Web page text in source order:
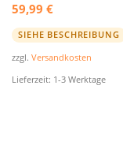
59,99 €
SIEHE BESCHREIBUNG
zzgl. Versandkosten
Lieferzeit: 1-3 Werktage